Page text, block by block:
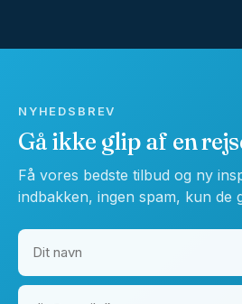
NYHEDSBREV
Gå ikke glip af en
Få vores bedste tilbud og ny
indbakken, ingen spam, kun de